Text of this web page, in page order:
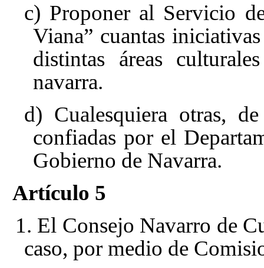
c) Proponer al Servicio
Viana” cuantas
distintas áreas
navarra.
d) Cualesquiera otras,
confiadas por el
Gobierno de Navarra.
Artículo 5
1. El Consejo Navarro de
caso, por medio de